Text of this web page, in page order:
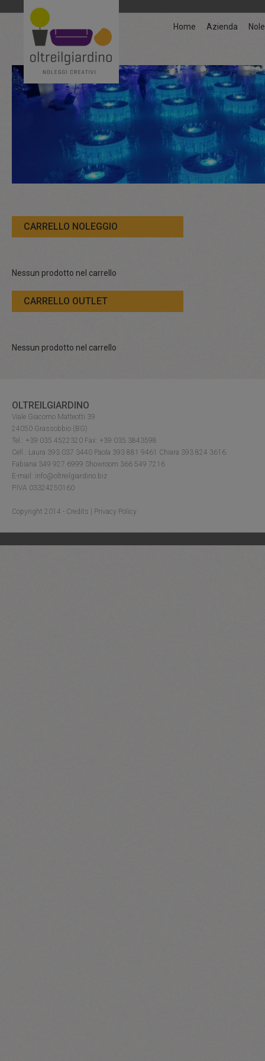
Home Azienda
CARRELLO NOLEGGIO
Nessun prodotto nel carrello
CARRELLO OUTLET
Nessun prodotto nel carrello
OLTREILGIARDINO
Viale Giacomo Matteotti 39
24050 Grassobbio (BG)
Tel.: +39 035.4522320 Fax: +39 035.3843598
Cell.: Laura 393 037 3440 Paola 393 881 9461 Chiara 393 824 3616
Fabiana 349 927 6999 Showroom 366 549 7216
E-mail: info@oltreilgiardino.biz
P.IVA 03324250160
Copyright 2014 - Credits Privacy Policy